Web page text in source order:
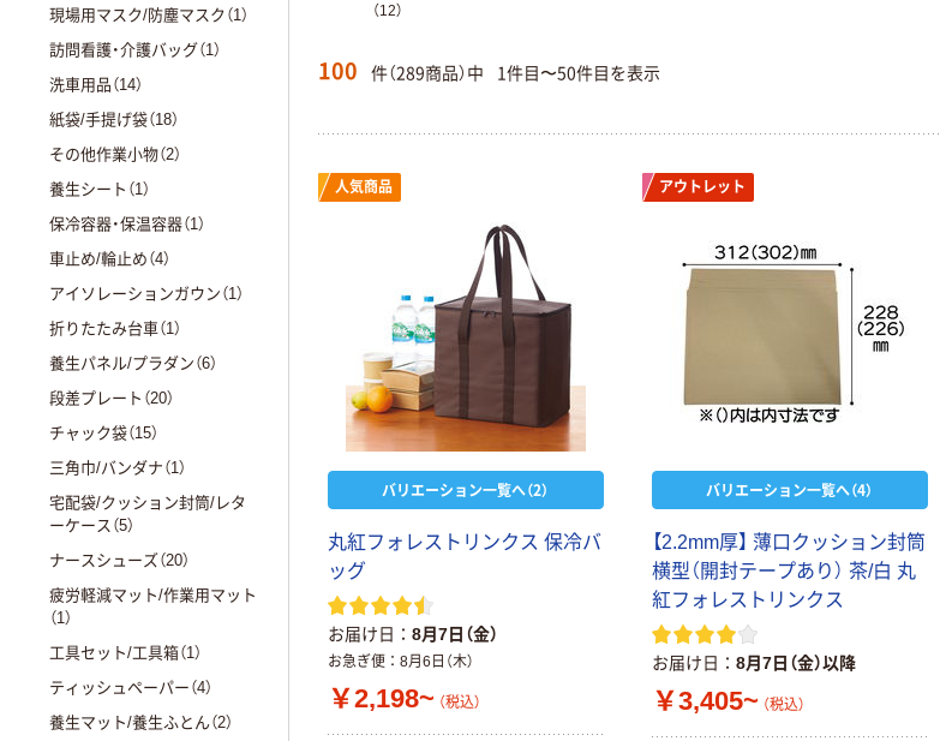
（12）
100 件（289商品）中 1件目〜50件目を表示
人気商品
バリエーション一覧へ（2）
丸紅フォレストリンクス 保冷バ
ッグ
お届け日 8月7日（金）
お急ぎ便 8月6日（木）
￥2,198~ （税込）
アウトレット
バリエーション一覧へ（4）
【2.2mm厚】 薄口クッション封筒
横型（開封テープあり） 茶/白 丸
紅フォレストリンクス
お届け日 8月7日（金）以降
￥3,405~ （税込）
現場用マスク/防塵マスク（1）
訪問看護・介護バッグ（1）
洗車用品（14）
紙袋/手提げ袋（18）
その他作業小物（2）
養生シート（1）
保冷容器・保温容器（1）
車止め/輪止め（4）
アイソレーションガウン（1）
折りたたみ台車（1）
養生パネル/プラダン（6）
段差プレート（20）
チャック袋（15）
三角巾/バンダナ（1）
宅配袋/クッション封筒/レタ
ーケース（5）
ナースシューズ（20）
疲労軽減マット/作業用マット
（1）
工具セット/工具箱（1）
ティッシュペーパー（4）
養生マット/養生ふとん（2）